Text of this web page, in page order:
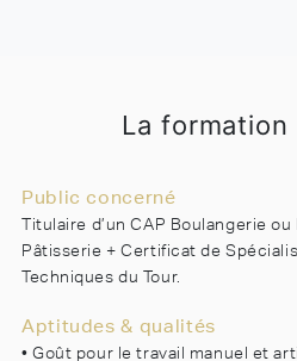
La
Public concerné
Titulaire d’un CAP Boulangerie
Pâtisserie + Certificat de
Techniques du Tour.
Aptitudes & qualités
• Goût pour le travail manuel et